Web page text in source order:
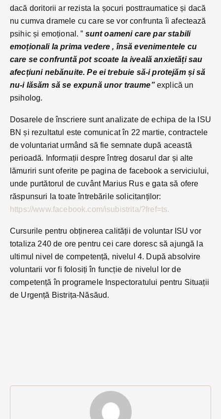
dacă doritorii ar rezista la șocuri posttraumatice și dacă
nu cumva dramele cu care se vor confrunta îi afectează
psihic și emoțional. ” sunt oameni care par stabili
emoționali la prima vedere , însă evenimentele cu
care se confruntă pot scoate la iveală anxietăți sau
afecțiuni nebănuite. Pe ei trebuie să-i protejăm și să
nu-i lăsăm să se expună unor traume”explică un
psiholog.
Dosarele de înscriere sunt analizate de echipa de la ISU
BN și rezultatul este comunicat în 22 martie, contractele
de voluntariat urmând să fie semnate după această
perioadă. Informații despre întreg dosarul dar și alte
lămuriri sunt oferite pe pagina de facebook a serviciului,
unde purtătorul de cuvânt Marius Rus e gata să ofere
răspunsuri la toate întrebările solicitanților:
https://www.facebook.com/isubistrita/?fref=ts.
Cursurile pentru obținerea calității de voluntar ISU vor
totaliza 240 de ore pentru cei care doresc să ajungă la
ultimul nivel de competență, nivelul 4. După absolvire
voluntarii vor fi folosiți în funcție de nivelul lor de
competență în programele Inspectoratului pentru Situații
de Urgență Bistrița-Năsăud.